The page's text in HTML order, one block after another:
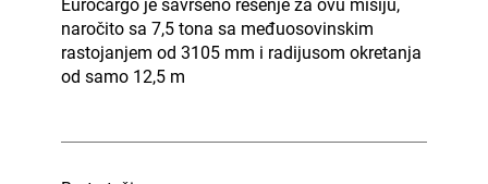
Eurocargo je savršeno rešenje za ovu misiju,
naročito sa 7,5 tona sa međuosovinskim
rastojanjem od 3105 mm i radijusom okretanja
od samo 12,5 m